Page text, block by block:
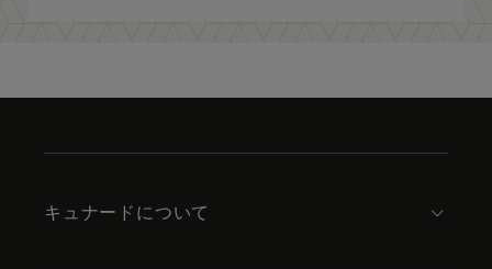
キュナードについて